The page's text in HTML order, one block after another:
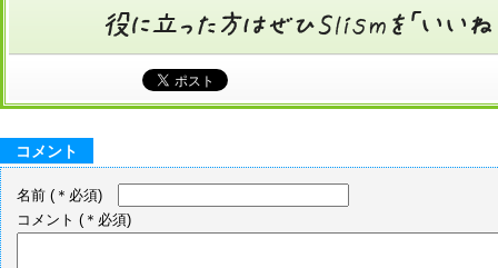
コメント
名前 (＊必須)
コメント (＊必須)